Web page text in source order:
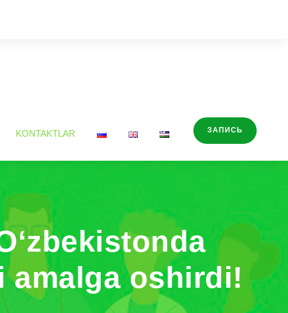
KONTAKTLAR ЗАПИСЬ
amalga oshirdi!